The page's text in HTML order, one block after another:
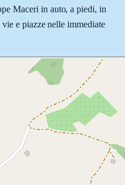
Maceri in auto, a piedi, in
e piazze nelle immediate